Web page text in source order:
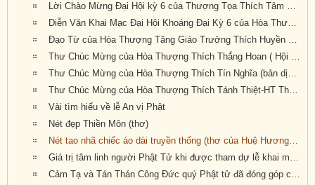
Lời Chào Mừng Đại Hội kỳ 6 của Thượng Tọa Thích Tâm Phương
Diễn Văn Khai Mạc Đại Hội Khoáng Đại Kỳ 6 của Hòa Thượng Hội Chủ Thích Bảo Lạc (bản dịch tiếng Anh: GS Trần Như Mai, pd: Nguyên Nhật)
Đạo Từ của Hòa Thượng Tăng Giáo Trưởng Thích Huyền Tôn
Thư Chúc Mừng của Hòa Thượng Thích Thắng Hoan ( Hội Đồng Giáo Phẩm Giáo Hội Hoa Kỳ) (bản dịch tiếng Anh: GS Trần Như Mai, pd: Nguyên Nhật)
Thư Chúc Mừng của Hòa Thượng Thích Tín Nghĩa (bản dịch tiếng Anh: GS Trần Như Mai, pd: Nguyên Nhật)
Thư Chúc Mừng của Hòa Thượng Thích Tánh Thiệt-HT Thích Như Điển (Giáo Hội Âu Châu) (bản dịch tiếng Anh: GS Trần Như Mai, pd: Nguyên Nhật)
Vài tìm hiểu về lễ An vị Phật
Nét đẹp Thiền Môn (thơ)
Nét tao nhã chiếc áo dài truyền thống (thơ của Huệ Hương--- Xin ngợi khen và thân tặng quý nữ Phật tử mặc áo dài truyền thống Việt Nam về dự Đại Hội Khoáng Đại kỳ 6 của Giáo Hội tại Tu Viện Quảng Đức)
Giá trị tâm linh người Phật Tử khi được tham dự lễ khai mạc của Đại Hội Khoáng Đại Kỳ 6 của Giáo Hội Phật Giáo Việt Nam Thống Nhất Hải Ngoại tại Úc Đại Lợi-Tân Tây Lan
Cảm Tạ và Tán Thán Công Đức quý Phật tử đã đóng góp công sức cho Đại Hội Kỳ 6 thành tựu viên mãn